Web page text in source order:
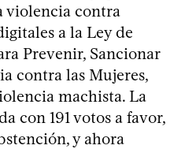
violencia contra
a la Ley de
Prevenir, Sancionar
contra las Mujeres,
machista. La
con 191 votos a favor,
y ahora